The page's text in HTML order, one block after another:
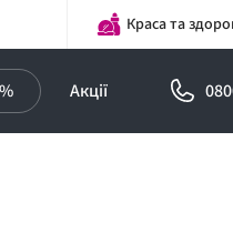
Краса та
Акції